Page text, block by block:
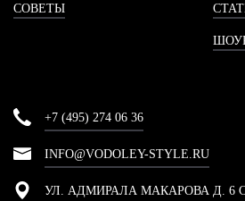
СОВЕТЫ
+7 (495) 274 06 36
INFO@VODOLEY-STYLE.RU
УЛ. АДМИРАЛА МАКАРОВА Д. 6